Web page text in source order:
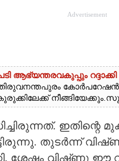
Advertisement
റദ്ദാക്കി
തുടർന്ന്
ശേഷം വിഷ്‌ണു